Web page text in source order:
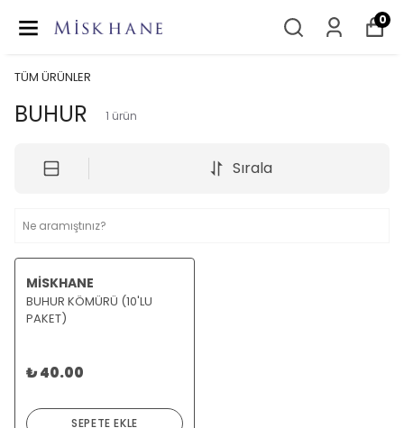
0
TÜM ÜRÜNLER
BUHUR 1 ürün
Sırala
MİSKHANE
BUHUR KÖMÜRÜ (10'LU
PAKET)
₺ 40.00
SEPETE EKLE